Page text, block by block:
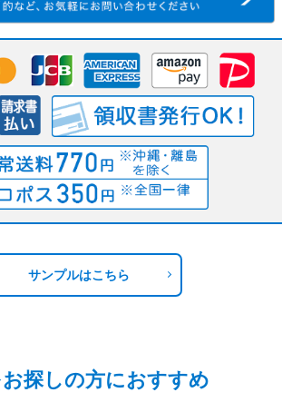
サンプルはこちら
探しの方におすすめ